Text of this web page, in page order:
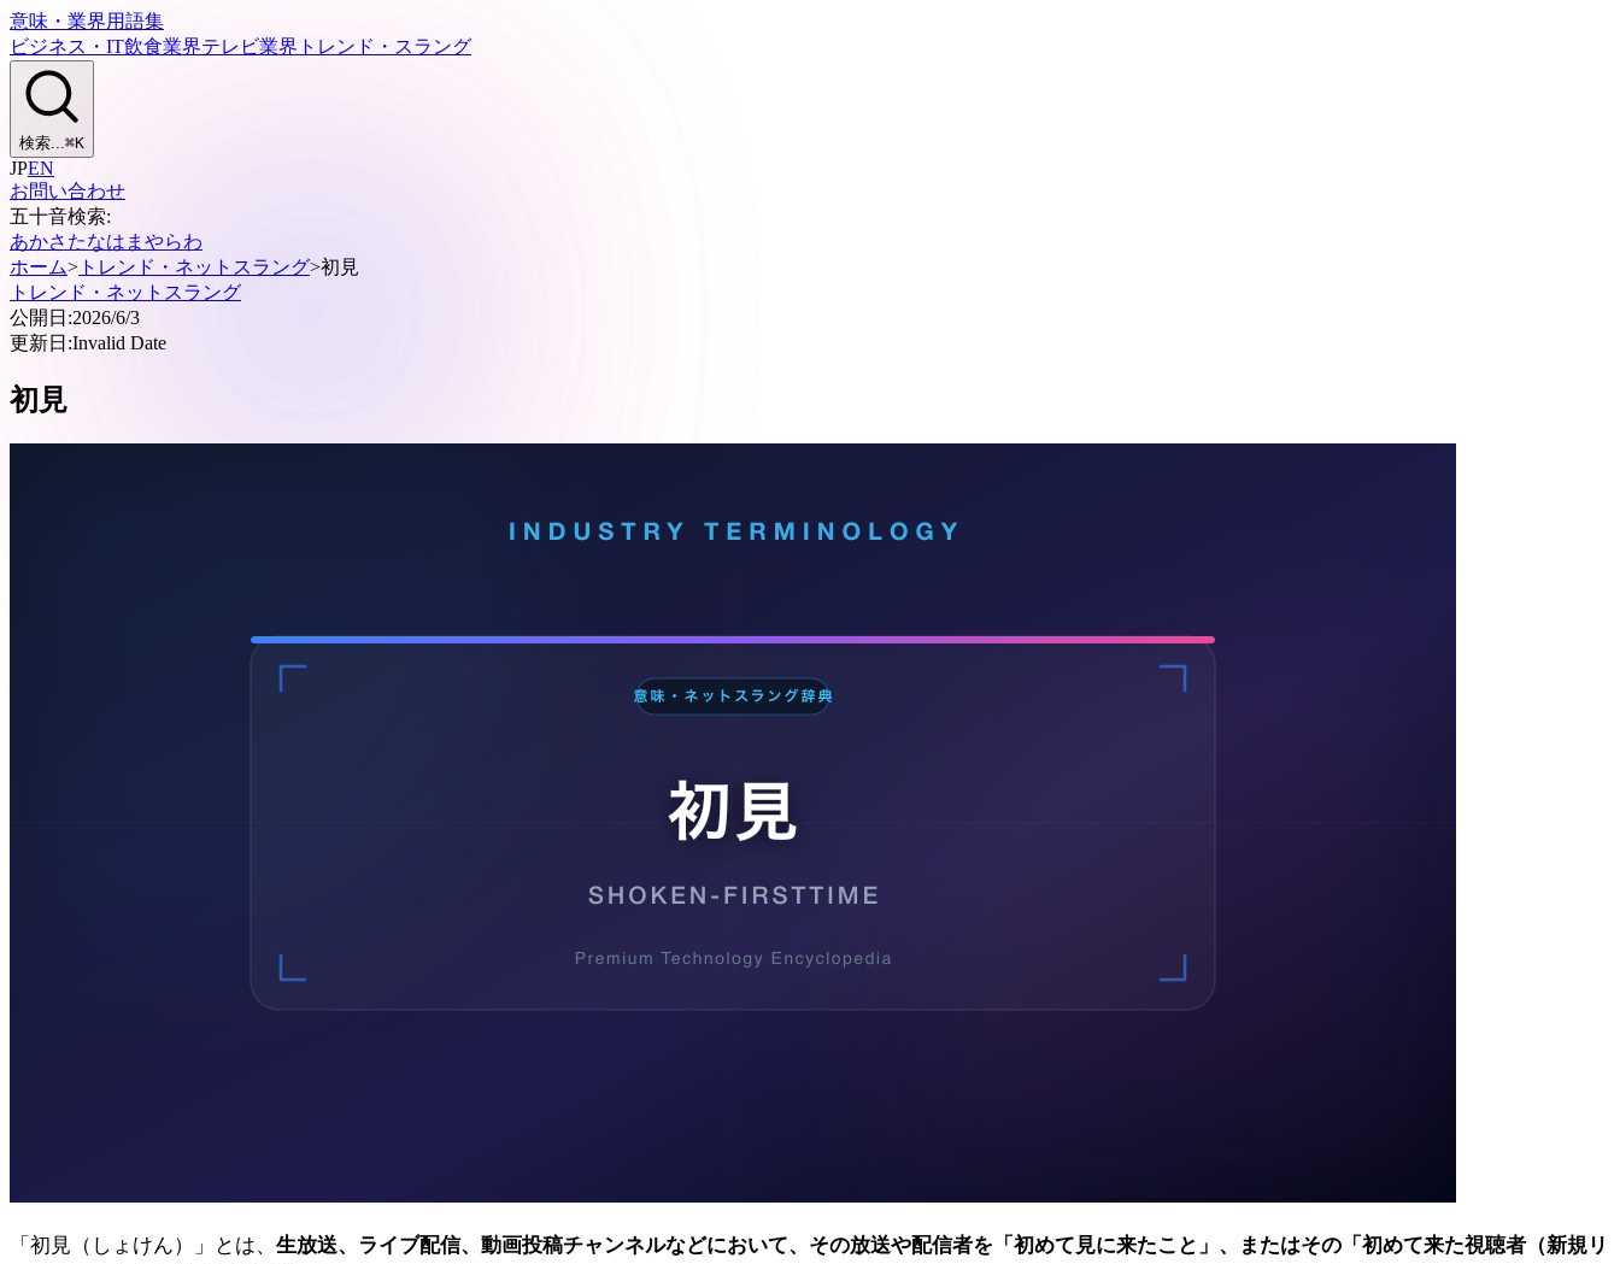
意味・業界用語集
ビジネス・IT飲食業界テレビ業界 トレンド・スラング
検索...⌘K
JPEN
お問い合わせ
五十音検索:
あかさ たなは ま やらわ
ホーム> トレンド・ネットスラング>初見
トレンド・ネットスラング
公開日:2026/6/3
更新日:Invalid Date
初見
「初見（しょけん）」とは、 生放送、ライブ配信、動画投稿チャンネルなどにおいて、その放送や配信者を「初めて見に来たこと」、またはその「初めて来た視聴者（新規リ